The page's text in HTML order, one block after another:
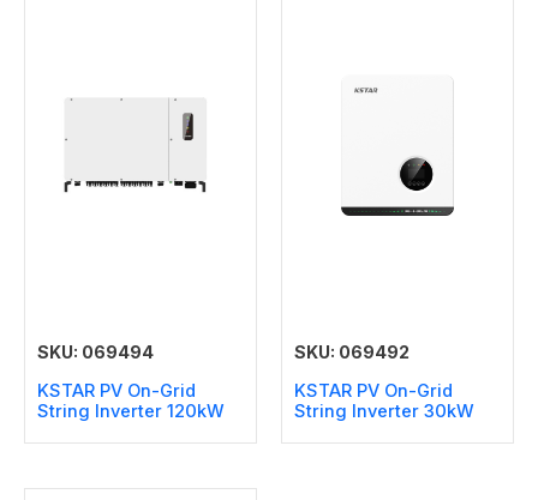
SKU: 069494
KSTAR PV On-Grid
String Inverter 120kW
SKU: 069492
KSTAR PV On-Grid
String Inverter 30kW